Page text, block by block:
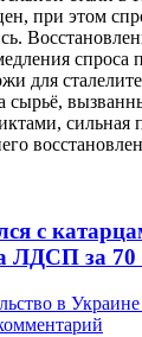
при этом
спроса
для
сырьё,
сильная
с
ЛДСП за 70
в